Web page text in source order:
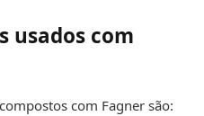
usados com
com Fagner são: